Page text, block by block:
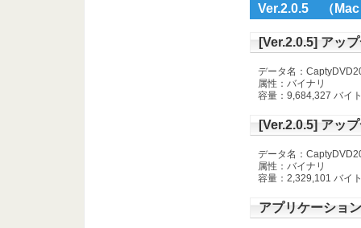
Ver.2.0.5 （Mac
[Ver.2.0.5] アッ
データ名：
属性：バイナリ
容量：9,684,327 バイ
[Ver.2.0.5] アッ
データ名：
属性：バイナリ
容量：2,329,101 バイ
アプリケーショ